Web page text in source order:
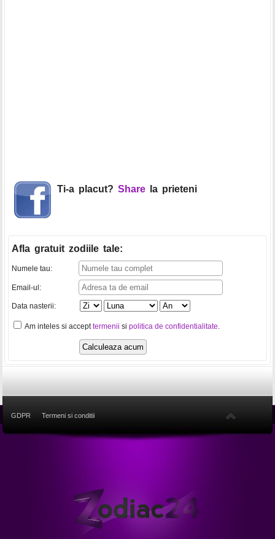
Ti-a placut? Share la prieteni
Afla gratuit zodiile tale:
Numele tau:
Email-ul:
Data nasterii:
Am inteles si accepttermenii si politica de confidentialitate.
GDPR Termeni si conditii